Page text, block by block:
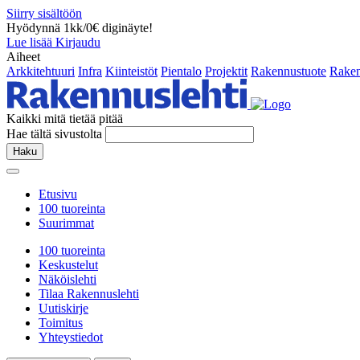
Siirry sisältöön
Hyödynnä 1kk/0€ diginäyte!
Lue lisää Kirjaudu
Aiheet
Arkkitehtuuri Infra Kiinteistöt Pientalo Projektit Rakennustuote
Kaikki mitä tietää pitää
Hae tältä sivustolta
Haku
Etusivu
100 tuoreinta
Suurimmat
100 tuoreinta
Keskustelut
Näköislehti
Tilaa Rakennuslehti
Uutiskirje
Toimitus
Yhteystiedot